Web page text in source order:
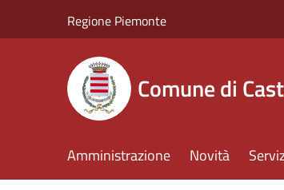
Regione Piemonte
Comune di
Amministrazione Novità